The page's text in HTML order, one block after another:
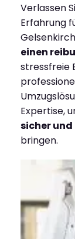
Verlassen
Erfahrung
einen
stressfreie
Expertise,
sicher
bringen.